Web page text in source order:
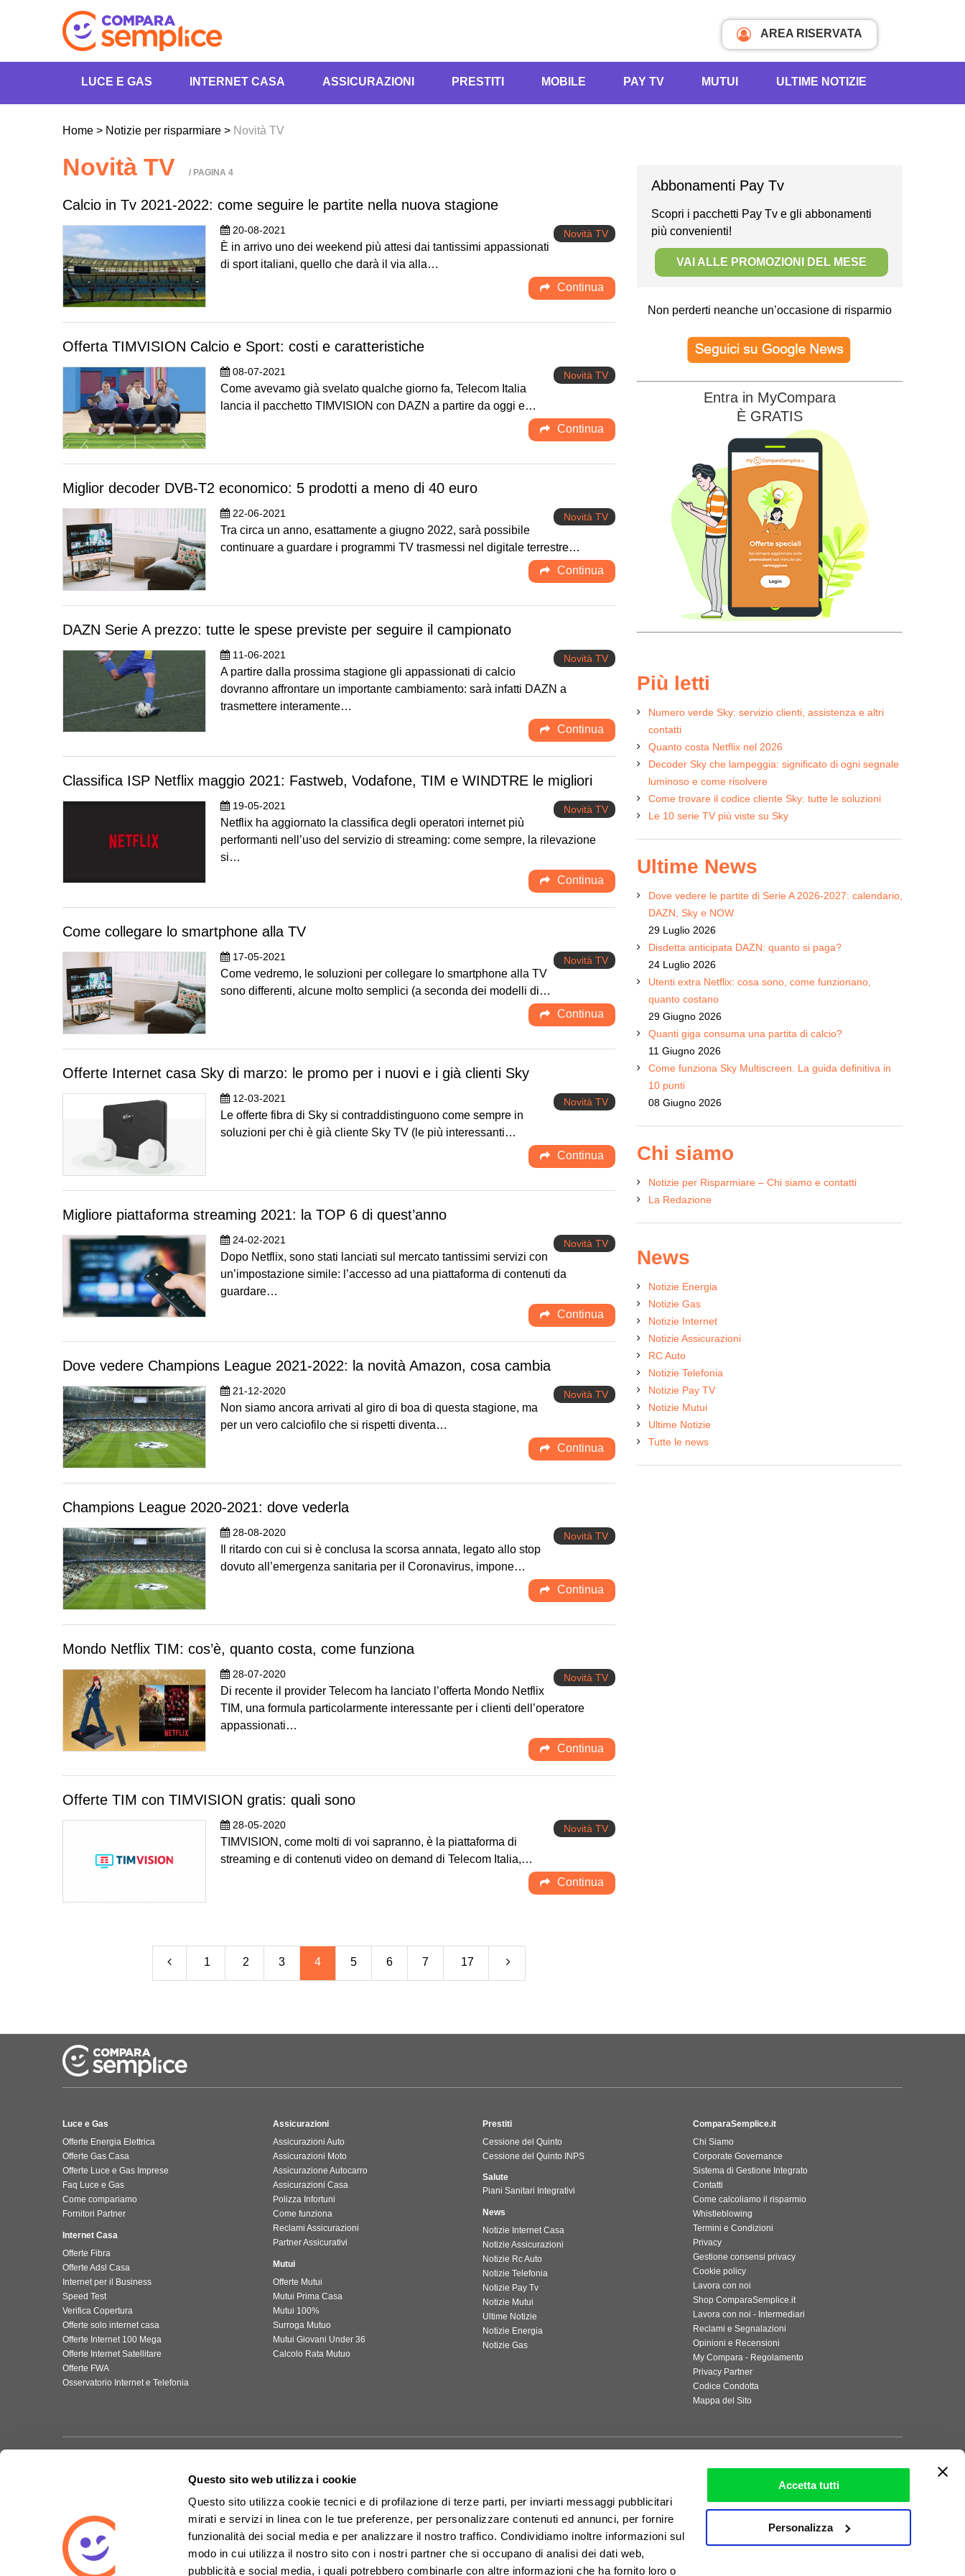
Questo sito web utilizza i cookie
Questo sito utilizza cookie tecnici e di profilazione di terze parti, per inviarti messaggi pubblicitari
mirati e servizi in linea con le tue preferenze, per personalizzare contenuti ed annunci, per fornire
funzionalità dei social media e per analizzare il nostro traffico. Condividiamo inoltre informazioni sul
modo in cui utilizza il nostro sito con i nostri partner che si occupano di analisi dei dati web,
pubblicità e social media, i quali potrebbero combinarle con altre informazioni che ha fornito loro o
Accetta tutti
Personalizza
AREA RISERVATA
LUCE E GAS INTERNET CASA ASSICURAZIONI PRESTITI MOBILE PAY TV MUTUI ULTIME NOTIZIE
Home > Notizie per risparmiare > Novità TV
Novità TV / PAGINA 4
Calcio in Tv 2021-2022: come seguire le partite nella nuova stagione
20-08-2021 Novità TV
È in arrivo uno dei weekend più attesi dai tantissimi appassionati
di sport italiani, quello che darà il via alla…
Continua
Offerta TIMVISION Calcio e Sport: costi e caratteristiche
08-07-2021 Novità TV
Come avevamo già svelato qualche giorno fa, Telecom Italia
lancia il pacchetto TIMVISION con DAZN a partire da oggi e…
Continua
Miglior decoder DVB-T2 economico: 5 prodotti a meno di 40 euro
22-06-2021 Novità TV
Tra circa un anno, esattamente a giugno 2022, sarà possibile
continuare a guardare i programmi TV trasmessi nel digitale terrestre…
Continua
DAZN Serie A prezzo: tutte le spese previste per seguire il campionato
11-06-2021 Novità TV
A partire dalla prossima stagione gli appassionati di calcio
dovranno affrontare un importante cambiamento: sarà infatti DAZN a
trasmettere interamente…
Continua
Classifica ISP Netflix maggio 2021: Fastweb, Vodafone, TIM e WINDTRE le migliori
19-05-2021 Novità TV
Netflix ha aggiornato la classifica degli operatori internet più
performanti nell’uso del servizio di streaming: come sempre, la rilevazione
si…
Continua
Come collegare lo smartphone alla TV
17-05-2021 Novità TV
Come vedremo, le soluzioni per collegare lo smartphone alla TV
sono differenti, alcune molto semplici (a seconda dei modelli di…
Continua
Offerte Internet casa Sky di marzo: le promo per i nuovi e i già clienti Sky
12-03-2021 Novità TV
Le offerte fibra di Sky si contraddistinguono come sempre in
soluzioni per chi è già cliente Sky TV (le più interessanti…
Continua
Migliore piattaforma streaming 2021: la TOP 6 di quest’anno
24-02-2021 Novità TV
Dopo Netflix, sono stati lanciati sul mercato tantissimi servizi con
un’impostazione simile: l’accesso ad una piattaforma di contenuti da
guardare…
Continua
Dove vedere Champions League 2021-2022: la novità Amazon, cosa cambia
21-12-2020 Novità TV
Non siamo ancora arrivati al giro di boa di questa stagione, ma
per un vero calciofilo che si rispetti diventa…
Continua
Champions League 2020-2021: dove vederla
28-08-2020 Novità TV
Il ritardo con cui si è conclusa la scorsa annata, legato allo stop
dovuto all’emergenza sanitaria per il Coronavirus, impone…
Continua
Mondo Netflix TIM: cos’è, quanto costa, come funziona
28-07-2020 Novità TV
Di recente il provider Telecom ha lanciato l’offerta Mondo Netflix
TIM, una formula particolarmente interessante per i clienti dell’operatore
appassionati…
Continua
Offerte TIM con TIMVISION gratis: quali sono
28-05-2020 Novità TV
TIMVISION, come molti di voi sapranno, è la piattaforma di
streaming e di contenuti video on demand di Telecom Italia,…
Continua
1 2 3 4 5 6 7 17
Abbonamenti Pay Tv
Scopri i pacchetti Pay Tv e gli abbonamenti
più convenienti!
VAI ALLE PROMOZIONI DEL MESE
Non perderti neanche un’occasione di risparmio
Entra in MyCompara
È GRATIS
Più letti
Numero verde Sky: servizio clienti, assistenza e altri
contatti
Quanto costa Netflix nel 2026
Decoder Sky che lampeggia: significato di ogni segnale
luminoso e come risolvere
Come trovare il codice cliente Sky: tutte le soluzioni
Le 10 serie TV più viste su Sky
Ultime News
Dove vedere le partite di Serie A 2026-2027: calendario,
DAZN, Sky e NOW
29 Luglio 2026
Disdetta anticipata DAZN: quanto si paga?
24 Luglio 2026
Utenti extra Netflix: cosa sono, come funzionano,
quanto costano
29 Giugno 2026
Quanti giga consuma una partita di calcio?
11 Giugno 2026
Come funziona Sky Multiscreen. La guida definitiva in
10 punti
08 Giugno 2026
Chi siamo
Notizie per Risparmiare – Chi siamo e contatti
La Redazione
News
Notizie Energia
Notizie Gas
Notizie Internet
Notizie Assicurazioni
RC Auto
Notizie Telefonia
Notizie Pay TV
Notizie Mutui
Ultime Notizie
Tutte le news
Luce e Gas
Offerte Energia Elettrica
Offerte Gas Casa
Offerte Luce e Gas Imprese
Faq Luce e Gas
Come compariamo
Fornitori Partner
Internet Casa
Offerte Fibra
Offerte Adsl Casa
Internet per il Business
Speed Test
Verifica Copertura
Offerte solo internet casa
Offerte Internet 100 Mega
Offerte Internet Satellitare
Offerte FWA
Osservatorio Internet e Telefonia
Assicurazioni
Assicurazioni Auto
Assicurazioni Moto
Assicurazione Autocarro
Assicurazioni Casa
Polizza Infortuni
Come funziona
Reclami Assicurazioni
Partner Assicurativi
Mutui
Offerte Mutui
Mutui Prima Casa
Mutui 100%
Surroga Mutuo
Mutui Giovani Under 36
Calcolo Rata Mutuo
Prestiti
Cessione del Quinto
Cessione del Quinto INPS
Salute
Piani Sanitari Integrativi
News
Notizie Internet Casa
Notizie Assicurazioni
Notizie Rc Auto
Notizie Telefonia
Notizie Pay Tv
Notizie Mutui
Ultime Notizie
Notizie Energia
Notizie Gas
ComparaSemplice.it
Chi Siamo
Corporate Governance
Sistema di Gestione Integrato
Contatti
Come calcoliamo il risparmio
Whistleblowing
Termini e Condizioni
Privacy
Gestione consensi privacy
Cookie policy
Lavora con noi
Shop ComparaSemplice.it
Lavora con noi - Intermediari
Reclami e Segnalazioni
Opinioni e Recensioni
My Compara - Regolamento
Privacy Partner
Codice Condotta
Mappa del Sito
Certificazione PAS 24000 "Social Management System" rilasciata da Bureau Veritas Italia S.p.A. N. Cert. IT333718-1
Innova Semplice S.p.A., sede legale Corso della Vittoria, 31/A - 28100 Novara. P. Iva e Iscrizione Registro delle Imprese di Novara 02312430032 M5UXCR1. LeggiTermini e Condizioni di servizio
gestire i propri consensi al trattamento dei dati ed esercitare il proprio diritto di opposizione daquesta pagina web . È vietata la riproduzione, anche solo parziale, di contenuti e grafica. Email: info@innovasemplice.it; PEC:
innovasemplice@legalmail.it